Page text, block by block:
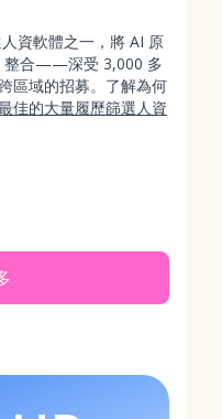
資軟體之一，將 AI 原
整合——深受 3,000 多
區域的招募。了解為何
佳的大量履歷篩選人資